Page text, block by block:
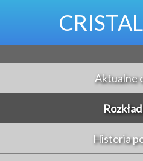
Aktualne
Historia